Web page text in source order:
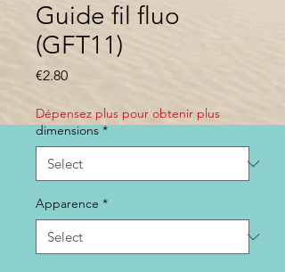
Guide fil fluo
(GFT11)
€2.80Price
Dépensez plus pour obtenir plus
dimensions *
Apparence *